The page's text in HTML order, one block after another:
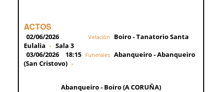
ACTOS
02/06/2026 Velación
Boiro - Tanatorio Santa
Eulalia - Sala 3
03/06/2026
18:15 Funerales Abanqueiro - Abanqueiro
(San Cristovo) -
Abanqueiro - Boiro (A CORUÑA)